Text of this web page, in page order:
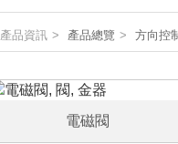
產品資訊 產品總覽 方向控
電磁閥